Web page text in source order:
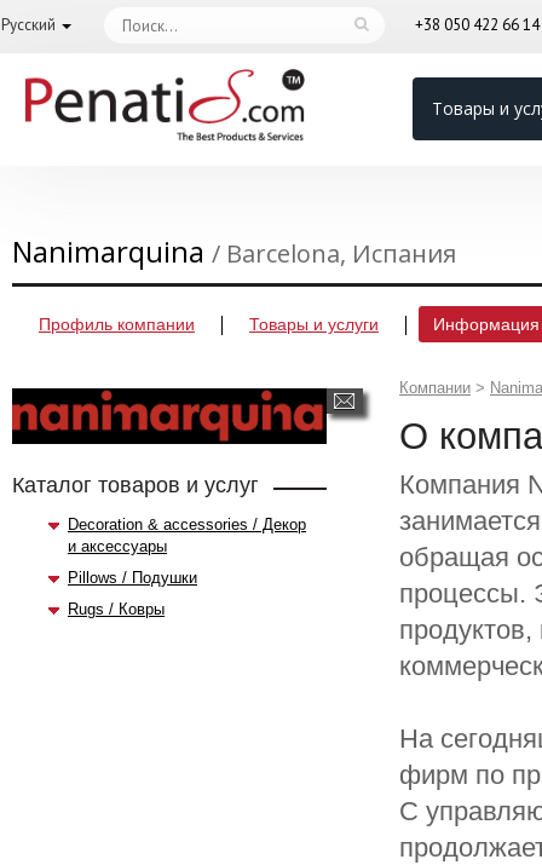
Русский +38 050 422 66 14
Товары и
Nanimarquina / Barcelona, Испания
Профиль компании Товары и услуги Информация
Каталог товаров и услуг
Decoration & accessories / Декор
и аксессуары
Pillows / Подушки
Rugs / Ковры
Компании >
О
Компания
обращая
процессы.
На
фирм по
С